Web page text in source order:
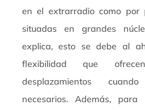
en el extrarradio como por
situadas en grandes
explica, esto se debe al
flexibilidad que
desplazamientos
necesarios. Además,